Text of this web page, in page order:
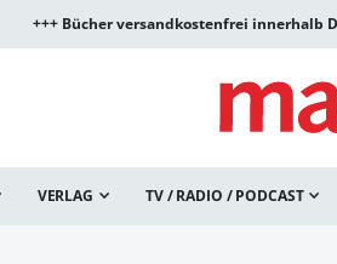
+++ Bücher versandkostenfrei innerhalb
VERLAG TV / RADIO / PODCAST